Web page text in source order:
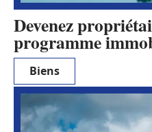
Devenez
programme
Biens